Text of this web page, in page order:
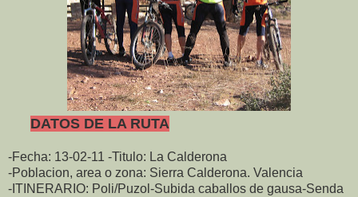
DATOS DE LA RUTA
-Fecha: 13-02-11 -Titulo: La Calderona
-Poblacion, area o zona: Sierra Calderona. Valencia
-ITINERARIO: Poli/Puzol-Subida caballos de gausa-Senda